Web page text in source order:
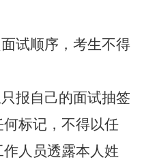
试顺序，考生不得
报自己的面试抽签
标记，不得以任
人员透露本人姓